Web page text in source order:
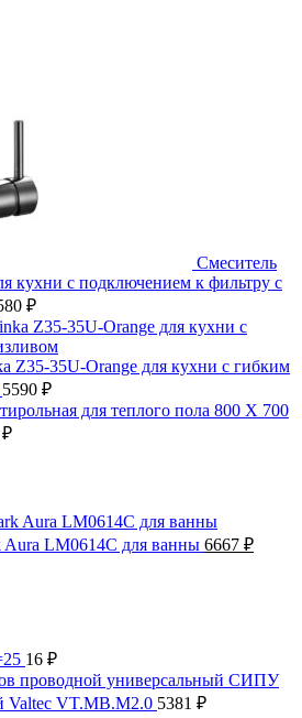
Смеситель
кухни с подключением к фильтру с
₽
Z35-35U-Orange для кухни с гибким
5590 ₽
для теплого пола 800 X 700
₽
Aura LM0614C для ванны 6667 ₽
16 ₽
проводной универсальный СИПУ
Valtec VT.MB.M2.0 5381 ₽